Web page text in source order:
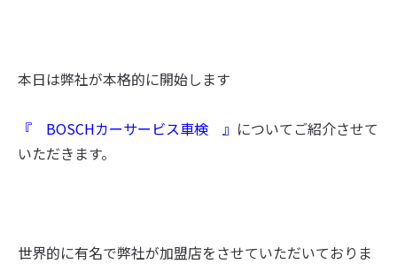
本日は弊社が本格的に開始します
『 BOSCHカーサービス車検 』 についてご紹介させて
いただきます。
世界的に有名で弊社が加盟店をさせていただいておりま